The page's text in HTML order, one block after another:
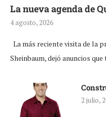
La nueva agenda de
4 agosto, 2026
La más reciente visita de la
Sheinbaum, dejó anuncios
2 julio,